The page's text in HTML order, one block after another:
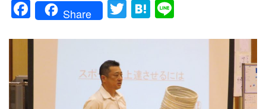
Facebook
Share TwitterHatena